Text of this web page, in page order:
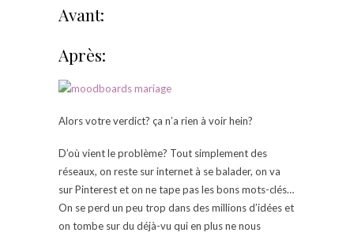
Avant:
Après:
Alors votre verdict? ça n’a rien à voir hein?
D’où vient le problème? Tout simplement des
réseaux, on reste sur internet à se balader, on va
sur Pinterest et on ne tape pas les bons mots-clés…
On se perd un peu trop dans des millions d’idées et
on tombe sur du déjà-vu qui en plus ne nous